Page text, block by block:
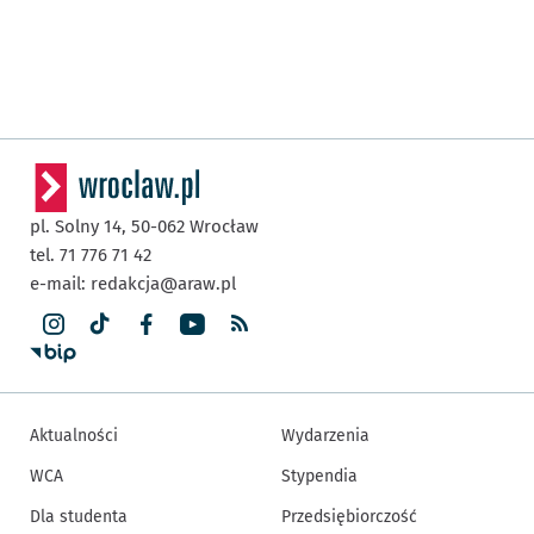
pl. Solny 14, 50-062 Wrocław
tel. 71 776 71 42
e-mail: redakcja@araw.pl
Aktualności
WCA
Dla studenta
Wydarzenia
Stypendia
Przedsiębiorczość